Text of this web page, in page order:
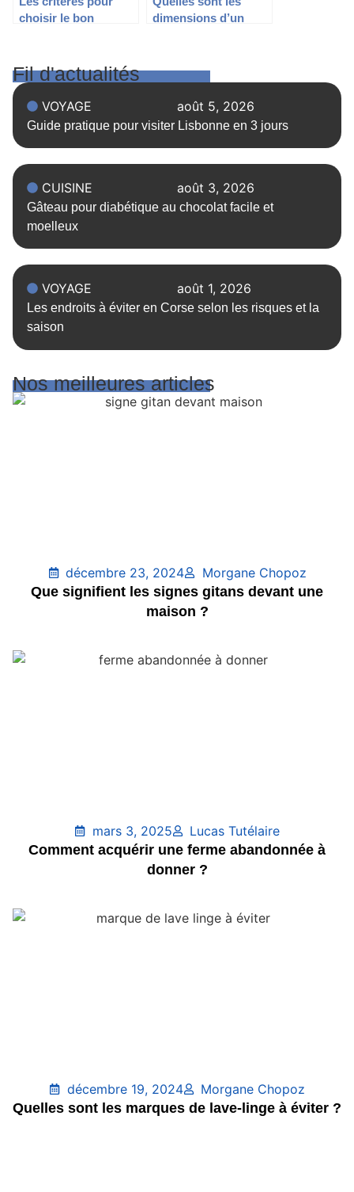
choisir le bon
dimensions d’un
choisir la taille
adaptée ?
Fil d'actualités
VOYAGE août 5, 2026
Guide pratique pour visiter Lisbonne en 3 jours
CUISINE août 3, 2026
Gâteau pour diabétique au chocolat facile et
moelleux
VOYAGE août 1, 2026
Les endroits à éviter en Corse selon les risques et la
saison
Nos meilleures articles
décembre 23, 2024
Morgane Chopoz
Que signifient les signes gitans devant une
maison ?
mars 3, 2025
Lucas Tutélaire
Comment acquérir une ferme abandonnée à
donner ?
décembre 19, 2024
Morgane Chopoz
Quelles sont les marques de lave-linge à éviter ?